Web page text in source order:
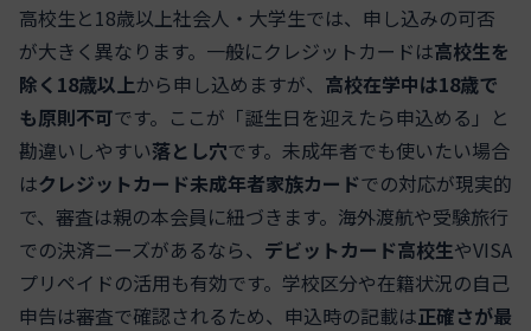
高校生と18歳以上社会人・大学生では、申し込みの可否
が大きく異なります。一般にクレジットカードは高校生を
除く18歳以上から申し込めますが、 高校在学中は18歳で
も原則不可です。ここが「誕生日を迎えたら申込める」と
勘違いしやすい落とし穴です。未成年者でも使いたい場合
はクレジットカード未成年者家族カードでの対応が現実的
で、審査は親の本会員に紐づきます。海外渡航や受験旅行
での決済ニーズがあるなら、 デビットカード高校生やVISA
プリペイドの活用も有効です。学校区分や在籍状況の自己
申告は審査で確認されるため、申込時の記載は正確さが最